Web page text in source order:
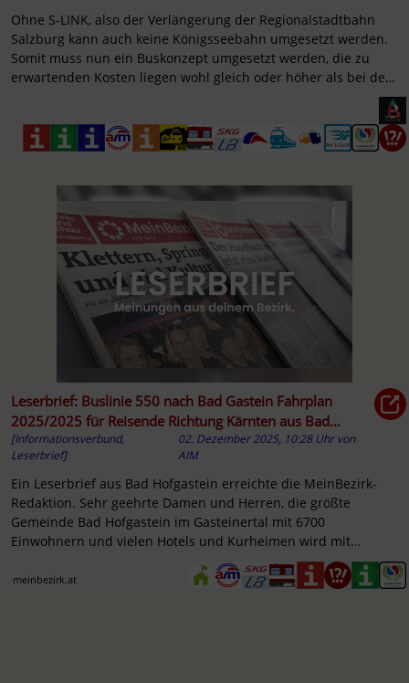
Ohne S-LINK, also der Verlängerung der Regionalstadtbahn
Salzburg kann auch keine Königsseebahn umgesetzt werden.
Somit muss nun ein Buskonzept umgesetzt werden, die zu
erwartenden Kosten liegen wohl gleich oder höher als bei der
Leserbrief: Buslinie 550 nach Bad Gastein Fahrplan
2025/2025 für Reisende Richtung Kärnten aus Bad
Hofgastein
[Informationsverbund,
Leserbrief]
02. Dezember 2025, 10:28 Uhr von
AIM
Ein Leserbrief aus Bad Hofgastein erreichte die MeinBezirk-
Redaktion. Sehr geehrte Damen und Herren, die größte
Gemeinde Bad Hofgastein im Gasteinertal mit 6700
Einwohnern und vielen Hotels und Kurheimen wird mit
meinbezirk.at